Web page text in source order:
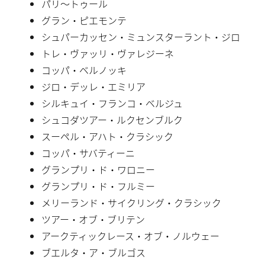
パリ〜トゥール
グラン・ピエモンテ
シュパーカッセン・ミュンスターラント・ジロ
トレ・ヴァッリ・ヴァレジーネ
コッパ・ベルノッキ
ジロ・デッレ・エミリア
シルキュイ・フランコ・ベルジュ
シュコダツアー・ルクセンブルク
スーペル・アハト・クラシック
コッパ・サバティーニ
グランプリ・ド・ワロニー
グランプリ・ド・フルミー
メリーランド・サイクリング・クラシック
ツアー・オブ・ブリテン
アークティックレース・オブ・ノルウェー
ブエルタ・ア・ブルゴス